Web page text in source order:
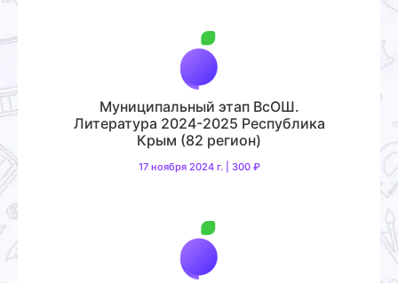
Муниципальный этап ВсОШ.
Литература 2024-2025 Республика
Крым (82 регион)
17 ноября 2024 г. | 300 ₽